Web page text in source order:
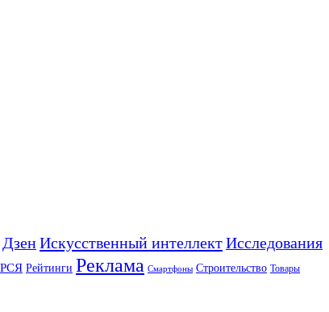
ДзенИскусственный интеллектИсследования
РСЯ Рейтинги Реклама Смартфоны Строительство Товары